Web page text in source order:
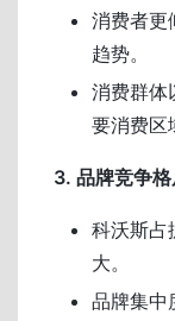
消费者更
趋势。
消费群体
要消费区
3. 品牌竞争格
科沃斯占
大。
品牌集中